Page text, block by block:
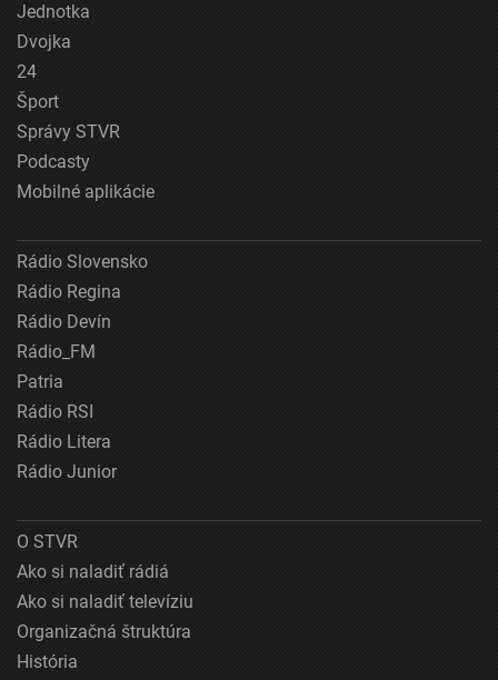
Jednotka
Dvojka
24
Šport
Správy STVR
Podcasty
Mobilné aplikácie
Rádio Slovensko
Rádio Regina
Rádio Devín
Rádio_FM
Patria
Rádio RSI
Rádio Litera
Rádio Junior
O STVR
Ako si naladiť rádiá
Ako si naladiť televíziu
Organizačná štruktúra
História